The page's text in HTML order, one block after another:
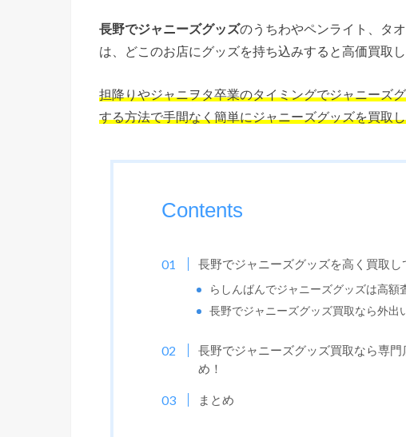
長野でジャニーズグッズのうちわやペンライト、タ
は、どこのお店にグッズを持ち込みすると高価買取
担降りやジャニヲタ卒業のタイミングでジャニーズ
する方法で手間なく簡単にジャニーズグッズを買取
Contents
長野でジャニーズグッズを高く買取し
らしんばんでジャニーズグッズは高額
長野でジャニーズグッズ買取なら外出
長野でジャニーズグッズ買取なら専
め！
まとめ